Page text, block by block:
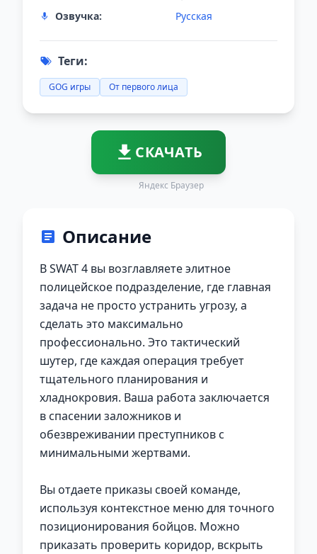
Озвучка:
Русская
Теги:
GOG игры От первого лица
СКАЧАТЬ
Яндекс Браузер
Описание
В SWAT 4 вы возглавляете элитное
полицейское подразделение, где главная
задача не просто устранить угрозу, а
сделать это максимально
профессионально. Это тактический
шутер, где каждая операция требует
тщательного планирования и
хладнокровия. Ваша работа заключается
в спасении заложников и
обезвреживании преступников с
минимальными жертвами.
Вы отдаете приказы своей команде,
используя контекстное меню для точного
позиционирования бойцов. Можно
приказать проверить коридор, вскрыть